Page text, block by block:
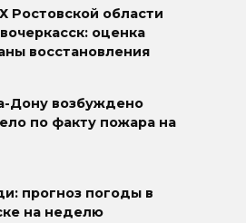
Ростовской области
оценка
восстановления
Дону возбуждено
по факту пожара на
прогноз погоды в
на неделю